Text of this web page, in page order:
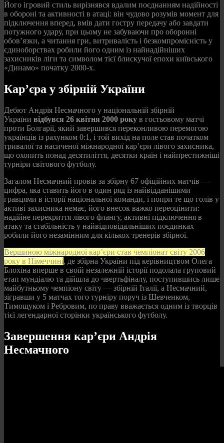
Його ігровий стиль вирізнявся вдалим поєднанням надійності
в обороні та активності в атаці: він чудово розумів момент для
підключення вперед, вмів дати гостру передачу або завдати
потужного удару, при цьому не забуваючи про оборонні
обов’язки, а читання гри, витривалість і безкомпромісність у
єдиноборствах робили його одним із найнадійніших
захисників ліги та символом тієї блискучої епохи київського
«Динамо» початку 2000-х.
Кар’єра у збірній України
Дебют Андрія Несмачного у національній збірній
України відбувся 26 квітня 2000 року в гостьовому матчі
проти Болгарії, який завершився переконливою перемогою
українців із рахунком 0:1, і той вихід на поле став початком
тривалої та насиченої міжнародної кар’єри лівого захисника,
що охопить понад десятиліття, десятки країн і найпрестижніші
турніри світового футболу.
Загалом Несмачний провів за збірну 67 офіційних матчів —
цифра, яка ставить його в один ряд із найвідданішими
гравцями в історії національної команди, і попри те що голів у
активі захисника немає, його внесок важко переоцінити:
надійне перекриття лівого флангу, активні підключення в
атаку та стабільність у найвідповідальніших поєдинках
робили його незамінним для кількох тренерів збірної.
Вершиною міжнародної кар’єри став чемпіонат світу 2006
року в Німеччині, де збірна України під керівництвом Олега
Блохіна вперше в своїй незалежній історії подолала груповий
етап мундіалю та дійшла до чвертьфіналу, поступившись лише
майбутньому чемпіону світу — збірній Італії, а Несмачний,
зігравши у 5 матчах того турніру поруч із Шевченком,
Тимощуком і Ребровим, по праву вважається одним із творців
тієї легендарної сторінки українського футболу.
Завершення кар’єри Андрія
Несмачного